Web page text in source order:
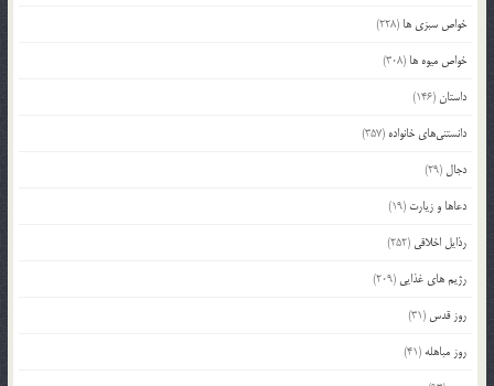
خواص سبزی ها (228)
خواص میوه ها (308)
داستان(146)
دانستنی‌های خانواده (357)
دجال (29)
دعاها و زیارت (19)
رذایل اخلاقی (252)
رژیم های غذایی (209)
روز قدس (31)
روز مباهله (41)